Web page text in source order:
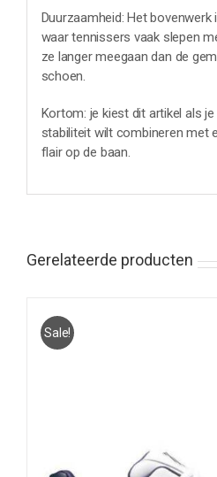
Duurzaamheid: Het bovenwerk
waar tennissers vaak slepen
ze langer meegaan dan de
schoen.
Kortom: je kiest dit artikel als
stabiliteit wilt combineren met
flair op de baan.
Gerelateerde producten
Sale!